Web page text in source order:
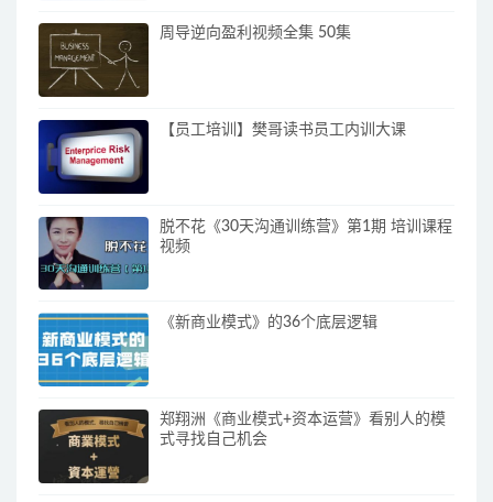
周导逆向盈利视频全集 50集
【员工培训】樊哥读书员工内训大课
脱不花《30天沟通训练营》第1期 培训课程
视频
《新商业模式》的36个底层逻辑
郑翔洲《商业模式+资本运营》看别人的模
式寻找自己机会